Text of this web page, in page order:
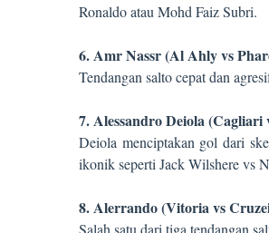
Ronaldo atau Mohd Faiz Subri.
6. Amr Nassr (Al Ahly vs
Tendangan salto cepat dan
7. Alessandro Deiola (Cagliari
Deiola menciptakan gol dari
ikonik seperti Jack Wilshere vs
8. Alerrando (Vitoria vs
Salah satu dari tiga tendangan